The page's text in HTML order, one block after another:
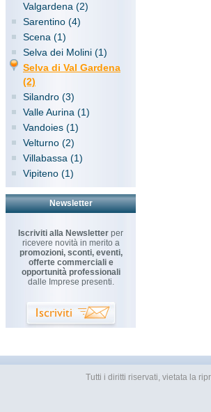
Valgardena (2)
Sarentino (4)
Scena (1)
Selva dei Molini (1)
Selva di Val Gardena
(2)
Silandro (3)
Valle Aurina (1)
Vandoies (1)
Velturno (2)
Villabassa (1)
Vipiteno (1)
Newsletter
Iscriviti alla Newsletter per
ricevere novità in merito a
promozioni, sconti, eventi,
offerte commerciali e
opportunità professionali
dalle Imprese presenti.
Tutti i diritti riservati, vietata la